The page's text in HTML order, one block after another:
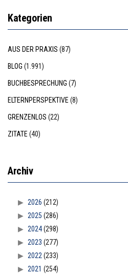
Kategorien
AUS DER PRAXIS (87)
BLOG (1.991)
BUCHBESPRECHUNG (7)
ELTERNPERSPEKTIVE (8)
GRENZENLOS (22)
ZITATE (40)
Archiv
2026 (212)
2025 (286)
2024(298)
2023 (277)
2022 (233)
2021 (254)